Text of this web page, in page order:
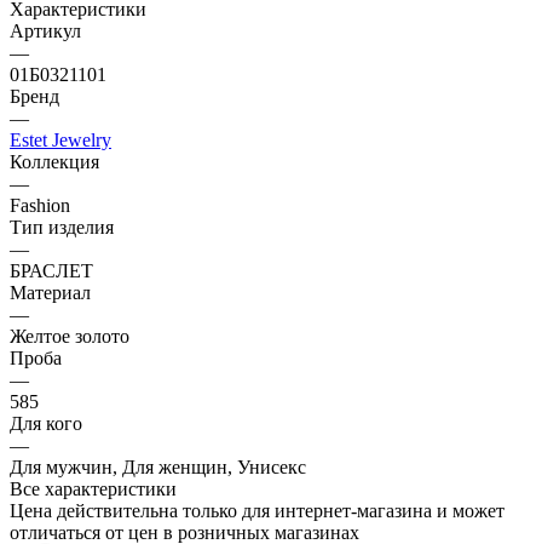
Характеристики
Артикул
—
01Б0321101
Бренд
—
Estet Jewelry
Коллекция
—
Fashion
Тип изделия
—
БРАСЛЕТ
Материал
—
Желтое золото
Проба
—
585
Для кого
—
Для мужчин, Для женщин, Унисекс
Все характеристики
Цена действительна только для интернет-магазина и может
отличаться от цен в розничных магазинах